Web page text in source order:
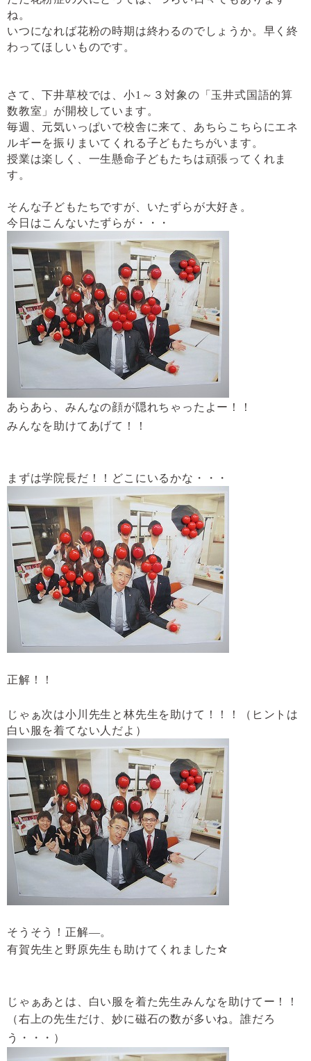
ね。
いつになれば花粉の時期は終わるのでしょうか。早く終
わってほしいものです。
さて、下井草校では、小1 ～３対象の「玉井式国語的算
数教室」が開校しています。
毎週、元気いっぱいで校舎に来て、あちらこちらにエネ
ルギーを振りまいてくれる子どもたちがいます。
授業は楽しく、一生懸命子どもたちは頑張ってくれま
す。
そんな子どもたちですが、いたずらが大好き。
今日はこんないたずらが・・・
あらあら、みんなの顔が隠れちゃったよー！！
みんなを助けてあげて！！
まずは学院長だ！！どこにいるかな・・・
正解！！
じゃぁ次は小川先生と林先生を助けて！！！（ヒントは
白い服を着てない人だよ）
そうそう！正解―。
有賀先生と野原先生も助けてくれました☆
じゃぁあとは、白い服を着た先生みんなを助けてー！！
（右上の先生だけ、妙に磁石の数が多いね。誰だろ
う・・・）